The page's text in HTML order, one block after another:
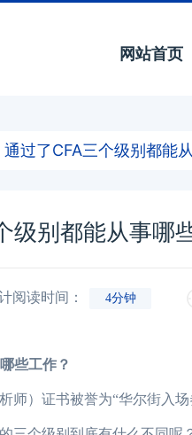
网站首页
过了CFA三个级别都能
级别都能从事哪
阅读时间： 4分钟
些工作？
）证书被誉为“华尔街入场